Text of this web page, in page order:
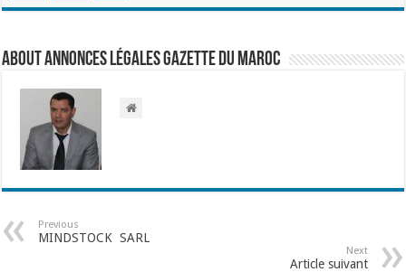
About Annonces légales Gazette du Maroc
Previous
MINDSTOCK SARL
Next
Article suivant